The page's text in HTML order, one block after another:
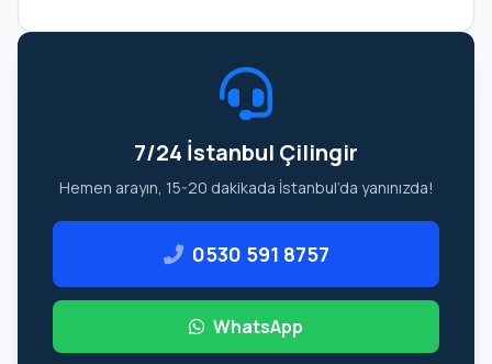
7/24 İstanbul Çilingir
Hemen arayın, 15-20 dakikada İstanbul’da yanınızda!
0530 591 8757
WhatsApp